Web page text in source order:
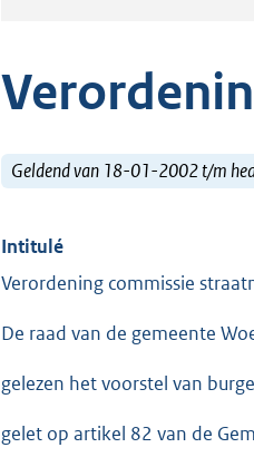
Geldend van 18-01-2002 t/m
Intitulé
Verordening commissie
De raad van de gemeente
gelezen het voorstel van
gelet op artikel 82 van de